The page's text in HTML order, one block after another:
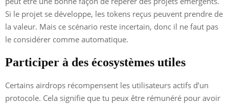
Si le projet se développe, les tokens reçus peuvent prendre de
la valeur. Mais ce scénario reste incertain, donc il ne faut pas
le considérer comme automatique.
Participer à des écosystèmes utiles
Certains airdrops récompensent les utilisateurs actifs d’un
protocole. Cela signifie que tu peux être rémunéré pour avoir